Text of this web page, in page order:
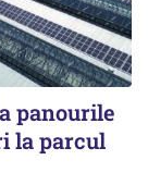
panourile
la parcul